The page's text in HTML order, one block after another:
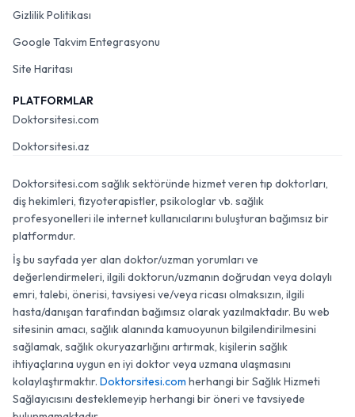
Gizlilik Politikası
Google Takvim Entegrasyonu
Site Haritası
PLATFORMLAR
Doktorsitesi.com
Doktorsitesi.az
Doktorsitesi.com sağlık sektöründe hizmet veren tıp doktorları,
diş hekimleri, fizyoterapistler, psikologlar vb. sağlık
profesyonelleri ile internet kullanıcılarını buluşturan bağımsız bir
platformdur.
İş bu sayfada yer alan doktor/uzman yorumları ve
değerlendirmeleri, ilgili doktorun/uzmanın doğrudan veya dolaylı
emri, talebi, önerisi, tavsiyesi ve/veya ricası olmaksızın, ilgili
hasta/danışan tarafından bağımsız olarak yazılmaktadır. Bu web
sitesinin amacı, sağlık alanında kamuoyunun bilgilendirilmesini
sağlamak, sağlık okuryazarlığını artırmak, kişilerin sağlık
ihtiyaçlarına uygun en iyi doktor veya uzmana ulaşmasını
kolaylaştırmaktır. Doktorsitesi.com herhangi bir Sağlık Hizmeti
Sağlayıcısını desteklemeyip herhangi bir öneri ve tavsiyede